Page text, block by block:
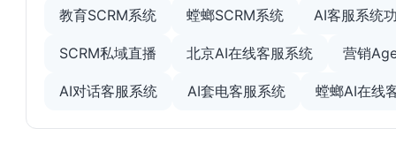
教育SCRM系统 螳螂SCRM系统 AI客服系统
SCRM私域直播 北京AI在线客服系统 营销
AI对话客服系统 AI套电客服系统 螳螂AI在线